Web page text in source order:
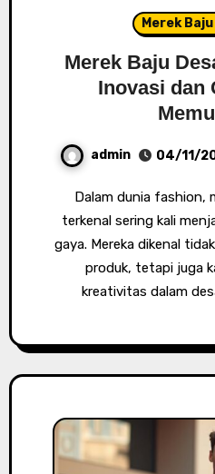
Merek
Merek Baju
Inovasi dan
admin 04/11/
Dalam dunia fashion, merek baju desainer
terkenal sering kali
gaya. Mereka dikenal
produk, tetapi juga
kreativitas dalam